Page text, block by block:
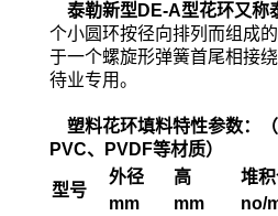
泰勒新型DE-A型花环又称
个小圆环按径向排列而组成
于一个螺旋形弹簧首尾相接
待业专用。
塑料花环填料特性参数：
PVC、PVDF等材质）
型号
外径
mm
高
mm
堆
no/